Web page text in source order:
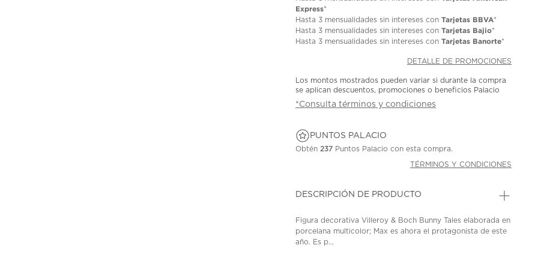
Express*
Hasta 3 mensualidades sin intereses conTarjetas BBVA*
Hasta 3 mensualidades sin intereses conTarjetas Bajio*
Hasta 3 mensualidades sin intereses conTarjetas Banorte*
DETALLE DE PROMOCIONES
Los montos mostrados pueden variar si durante la compra
se aplican descuentos, promociones o beneficios Palacio
*Consulta términos y condiciones
PUNTOS PALACIO
Obtén 237 Puntos Palacio con esta compra.
TÉRMINOS Y CONDICIONES
DESCRIPCIÓN DE PRODUCTO
Figura decorativa Villeroy & Boch Bunny Tales elaborada en
porcelana multicolor; Max es ahora el protagonista de este
año. Es p...